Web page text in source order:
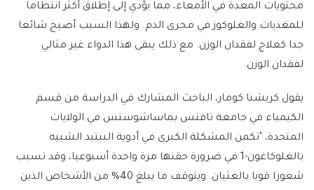
محتويات المعدة في الأمعاء، مما يؤدي إلى إطلاق أكثر انتظاما
للمغذيات والغلوكوز في مجرى الدم. ولهذا السبب أصبح شائعا
جدا كعلاج لفقدان الوزن. مع ذلك يبقى هذا الدواء غير مثالي
لفقدان الوزن.
يقول كريشنا كومار، الباحث المشارك في الدراسة من قسم
الكيمياء في جامعة تافتس بماساشوستس في الولايات
المتحدة، "تكمن المشكلة الكبرى في أدوية الببتيد الشبيه
بالغلوكاغون-1 في ضرورة حقنها مرة واحدة أسبوعيا، وقد تسبب
شعورا قويا بالغثيان. ويتوقف ما يبلغ 40% من الأشخاص الذين